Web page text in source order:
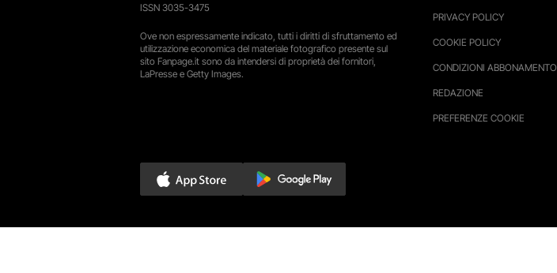
PRIVACY POLICY
COOKIE POLICY
CONDIZIONI ABBONAMENTO
REDAZIONE
PREFERENZE COOKIE
ISSN 3035-3475
Ove non espressamente indicato, tutti i diritti di sfruttamento ed
utilizzazione economica del materiale fotografico presente sul
sito Fanpage.it sono da intendersi di proprietà dei fornitori,
LaPresse e Getty Images.